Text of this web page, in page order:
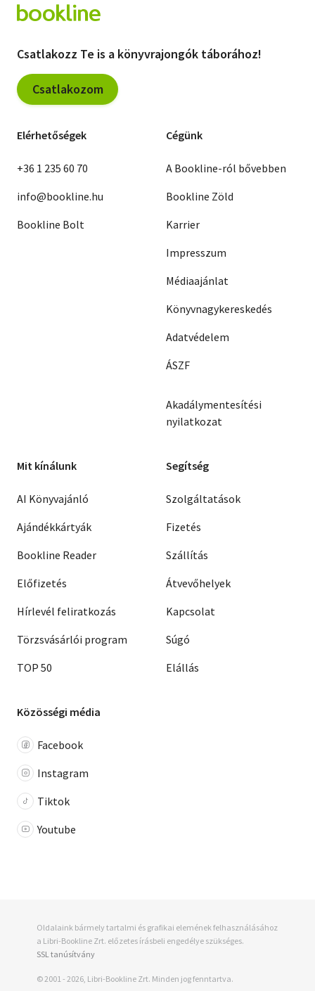
Csatlakozz Te is a könyvrajongók táborához!
Csatlakozom
Elérhetőségek
+36 1 235 60 70
info@bookline.hu
Bookline Bolt
Cégünk
A Bookline-ról bővebben
Bookline Zöld
Karrier
Impresszum
Médiaajánlat
Könyvnagykereskedés
Adatvédelem
ÁSZF
Akadálymentesítési
nyilatkozat
Mit kínálunk
AI Könyvajánló
Ajándékkártyák
Bookline Reader
Előfizetés
Hírlevél feliratkozás
Törzsvásárlói program
TOP 50
Segítség
Szolgáltatások
Fizetés
Szállítás
Átvevőhelyek
Kapcsolat
Súgó
Elállás
Közösségi média
Facebook
Instagram
Tiktok
Youtube
Oldalaink bármely tartalmi és grafikai elemének felhasználásához
a Libri-Bookline Zrt. előzetes írásbeli engedélye szükséges.
SSL tanúsítvány
© 2001 - 2026, Libri-Bookline Zrt. Minden jog fenntartva.